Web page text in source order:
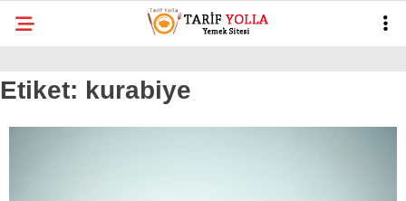
Etiket: kurabiye